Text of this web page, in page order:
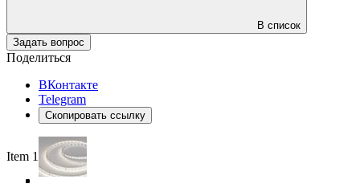
В список
Задать вопрос
Поделиться
ВКонтакте
Telegram
Скопировать ссылку
Item 1 of 5